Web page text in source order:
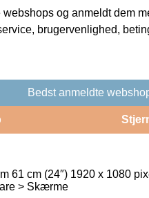
og anmeldt dem
brugervenlighed,
Bedst anmeldte
61 cm (24″) 1920 x 1080
> Skærme